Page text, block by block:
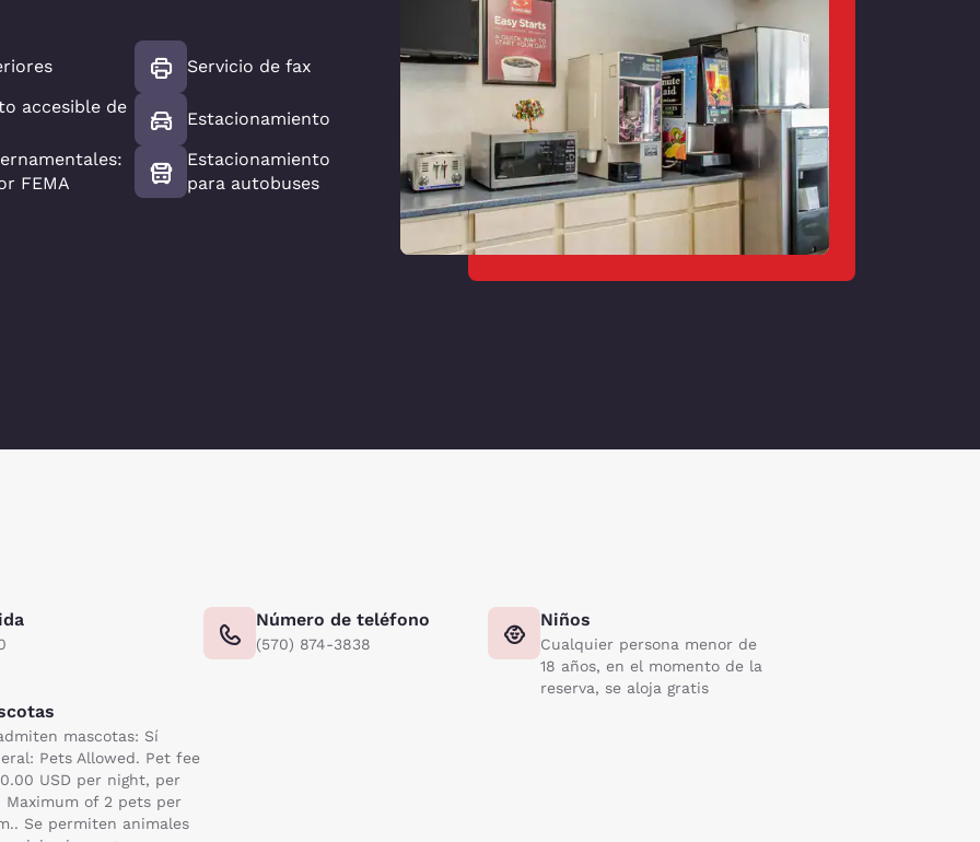
accesible de
FEMA
Servicio de fax
Estacionamiento
Estacionamiento
para autobuses
Número de teléfono
(570) 874-3838
Niños
Cualquier persona menor de
18 años, en el momento de la
reserva, se aloja gratis
mascotas: Sí
Pets Allowed. Pet fee
USD per night, per
Maximum of 2 pets per
Se permiten animales